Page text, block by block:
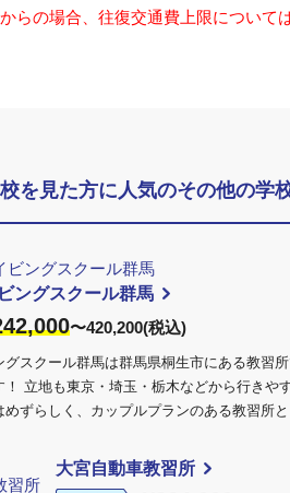
らの場合、往復交通費上限について
を見た方に人気のその他の学
ングスクール群馬
〜420,200(税込)
グスクール群馬は群馬県桐生市にある教習
立地も東京・埼玉・栃木などから行きや
めずらしく、カップルプランのある教習所
大宮自動車教習所